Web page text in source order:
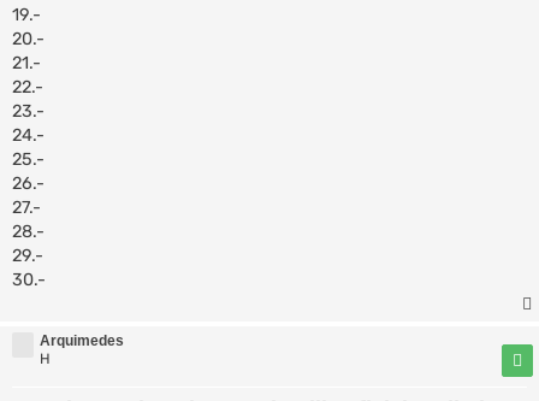
19.-
20.-
21.-
22.-
23.-
24.-
25.-
26.-
27.-
28.-
29.-
30.-
Arquimedes
H